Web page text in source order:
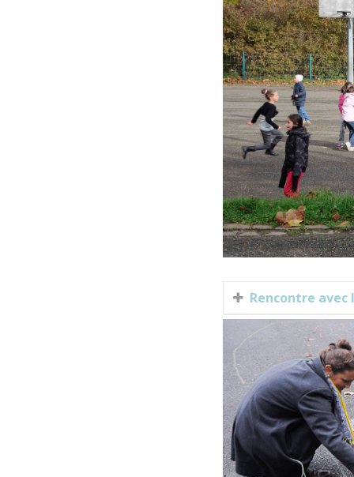
Rencontre